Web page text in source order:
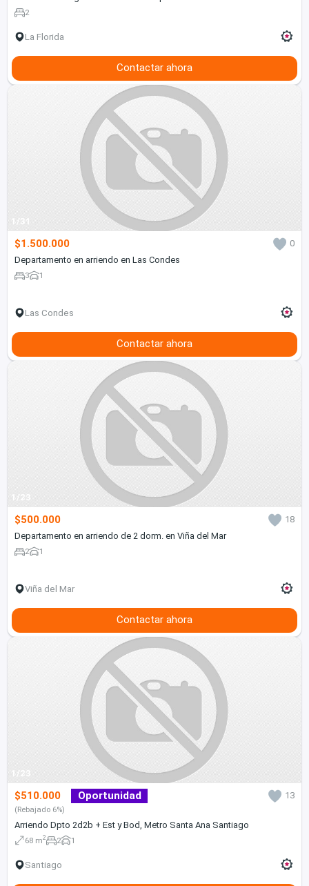
2
La Florida
Contactar ahora
1/31
$1.500.000
0
Departamento en arriendo en Las Condes
3 1
Las Condes
Contactar ahora
1/23
$500.000
18
Departamento en arriendo de 2 dorm. en Viña del Mar
2 1
Viña del Mar
Contactar ahora
1/23
$510.000 Oportunidad 13
(Rebajado 6%)
Arriendo Dpto 2d2b + Est y Bod, Metro Santa Ana Santiago
68 m2 2 1
Santiago